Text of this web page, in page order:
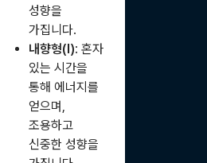
성향을
가집니다.
내향형(I): 혼자
있는 시간을
통해 에너지를
얻으며,
조용하고
신중한 성향을